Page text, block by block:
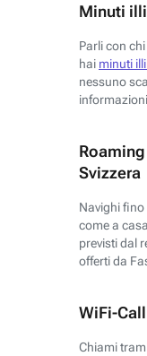
Minuti
Parli con
hai minuti
nessuno
Svizzera
Navighi fino
come a
previsti dal
offerti da
WiFi-
Chiami